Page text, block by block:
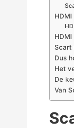
Scart
Dus
Het
De
Van